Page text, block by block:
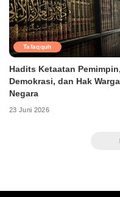
Tafaqquh
Hadits Ketaatan Pemimpin,
Demokrasi, dan Hak Warga
Negara
23 Juni 2026